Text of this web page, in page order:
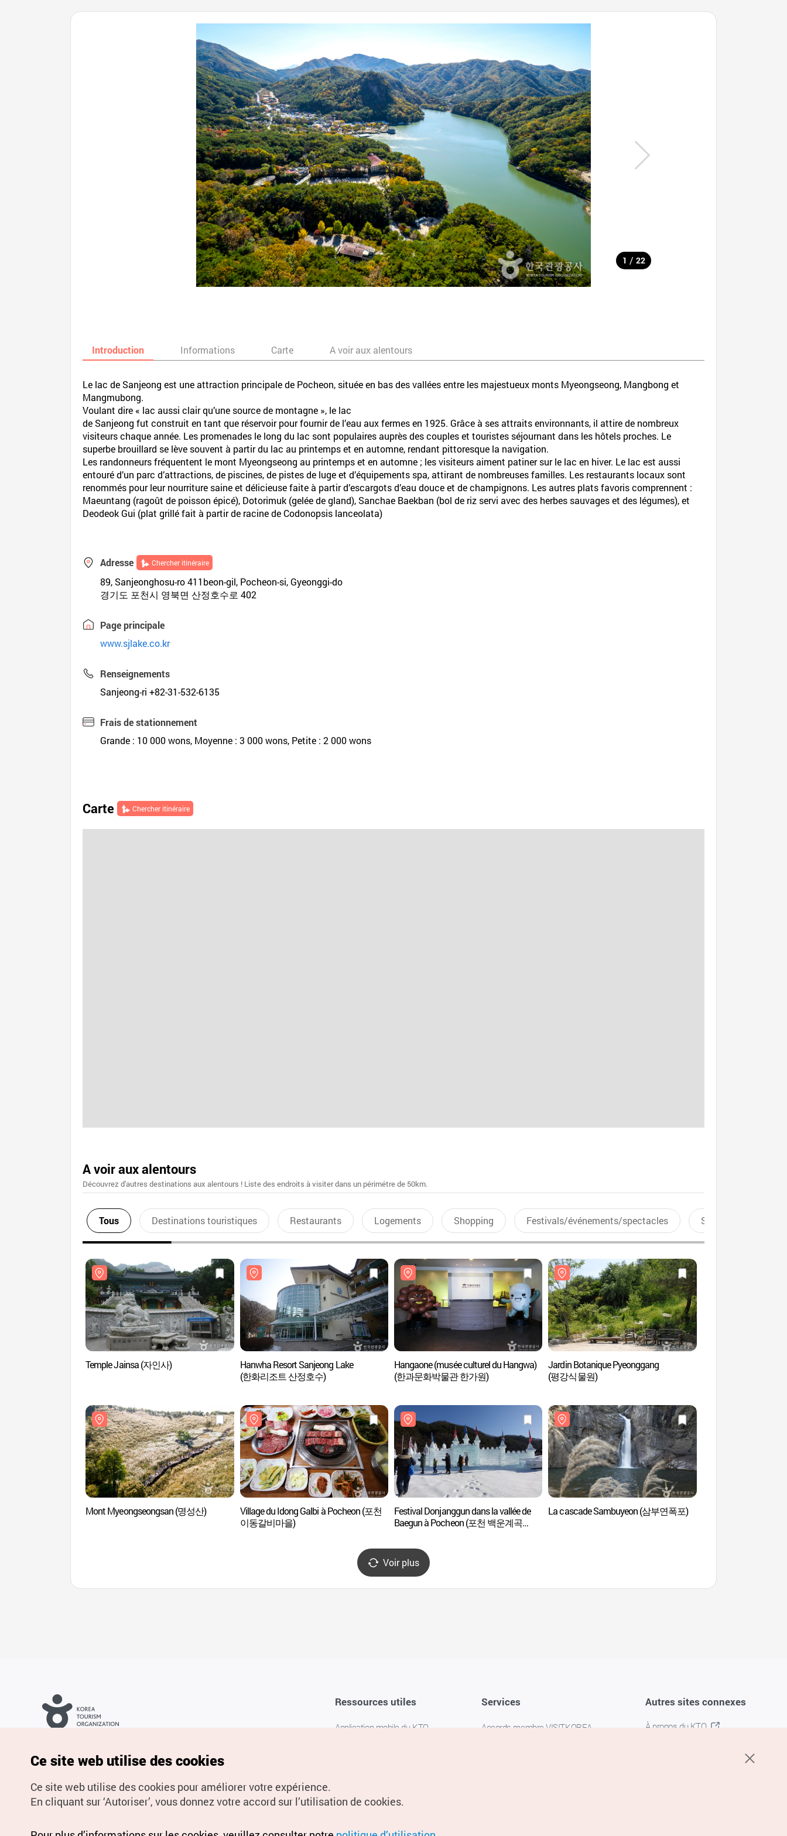
1 / 22
Introduction Informations Carte A voir aux alentours
Le lac de Sanjeong est une attraction principale de Pocheon, située en bas des vallées entre les majestueux monts Myeongseong, Mangbong et
Mangmubong.
Voulant dire « lac aussi clair qu’une source de montagne », le lac
de Sanjeong fut construit en tant que réservoir pour fournir de l’eau aux fermes en 1925. Grâce à ses attraits environnants, il attire de nombreux
visiteurs chaque année. Les promenades le long du lac sont populaires auprès des couples et touristes séjournant dans les hôtels proches. Le
superbe brouillard se lève souvent à partir du lac au printemps et en automne, rendant pittoresque la navigation.
Les randonneurs fréquentent le mont Myeongseong au printemps et en automne ; les visiteurs aiment patiner sur le lac en hiver. Le lac est aussi
entouré d’un parc d’attractions, de piscines, de pistes de luge et d’équipements spa, attirant de nombreuses familles. Les restaurants locaux sont
renommés pour leur nourriture saine et délicieuse faite à partir d’escargots d’eau douce et de champignons. Les autres plats favoris comprennent :
Maeuntang (ragoût de poisson épicé), Dotorimuk (gelée de gland), Sanchae Baekban (bol de riz servi avec des herbes sauvages et des légumes), et
Deodeok Gui (plat grillé fait à partir de racine de Codonopsis lanceolata)
Adresse Chercher itinéraire
89, Sanjeonghosu-ro 411beon-gil, Pocheon-si, Gyeonggi-do
경기도 포천시 영북면 산정호수로 402
Page principale
www.sjlake.co.kr
Renseignements
Sanjeong-ri +82-31-532-6135
Frais de stationnement
Grande : 10 000 wons, Moyenne : 3 000 wons, Petite : 2 000 wons
Carte Chercher itinéraire
A voir aux alentours
Découvrez d'autres destinations aux alentours ! Liste des endroits à visiter dans un périmétre de 50km.
Tous Destinations touristiques Restaurants Logements Shopping Festivals/événements/spectacles Sports aquatiques
Temple Jainsa (자인사)
Hanwha Resort Sanjeong Lake
(한화리조트 산정호수)
Hangaone (musée culturel du Hangwa)
(한과문화박물관 한가원)
Jardin Botanique Pyeonggang
(평강식물원)
Mont Myeongseongsan (명성산)
Village du Idong Galbi à Pocheon (포천
이동갈비마을)
Festival Donjanggun dans la vallée de
Baegun à Pocheon (포천 백운계곡
La cascade Sambuyeon (삼부연폭포)
Voir plus
Ressources utiles
Application mobile du KTO
Services
Accords membre VISITKOREA
Autres sites connexes
À propos du KTO
Pour les rapports d'erreurs et demandes de renseignements,
adressez vos demandes à
Ce site web utilise des cookies
Ce site web utilise des cookies pour améliorer votre expérience.
En cliquant sur ‘Autoriser’, vous donnez votre accord sur l’utilisation de cookies.